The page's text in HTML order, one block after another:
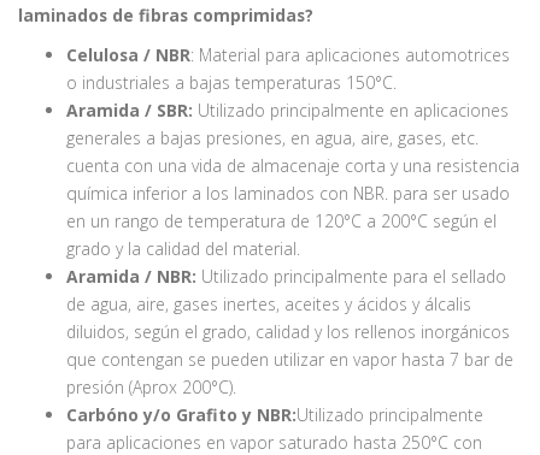
laminados de fibras comprimidas?
Celulosa / NBR: Material para aplicaciones automotrices
o industriales a bajas temperaturas 150°C.
Aramida / SBR: Utilizado principalmente en aplicaciones
generales a bajas presiones, en agua, aire, gases, etc.
cuenta con una vida de almacenaje corta y una resistencia
química inferior a los laminados con NBR. para ser usado
en un rango de temperatura de 120°C a 200°C según el
grado y la calidad del material.
Aramida / NBR: Utilizado principalmente para el sellado
de agua, aire, gases inertes, aceites y ácidos y álcalis
diluidos, según el grado, calidad y los rellenos inorgánicos
que contengan se pueden utilizar en vapor hasta 7 bar de
presión (Aprox 200°C).
Carbóno y/o Grafito y NBR:Utilizado principalmente
para aplicaciones en vapor saturado hasta 250°C con